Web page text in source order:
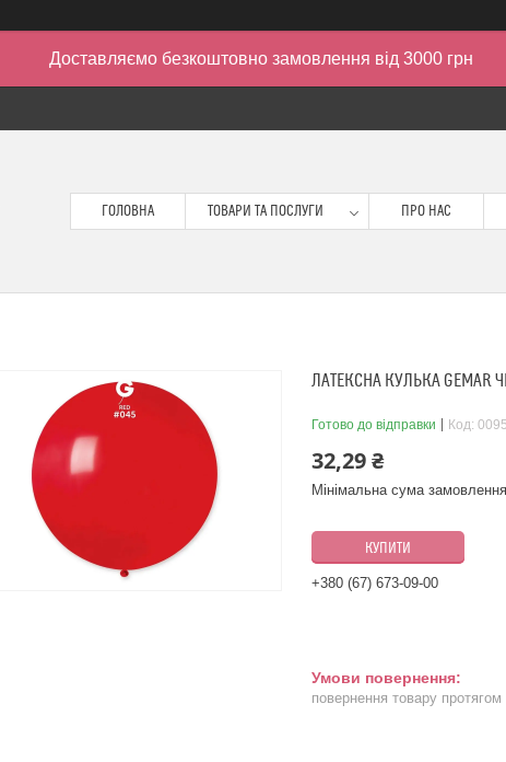
Доставляємо безкоштовно замовлення від 3000 грн
ГОЛОВНА ТОВАРИ ТА ПОСЛУГИ ПРО НАС
ЛАТЕКСНА КУЛЬКА GEMAR
Готово до відправки Код:
32,29 ₴
Мінімальна сума
КУПИТИ
+380 (67) 673-09-00
повернення товару